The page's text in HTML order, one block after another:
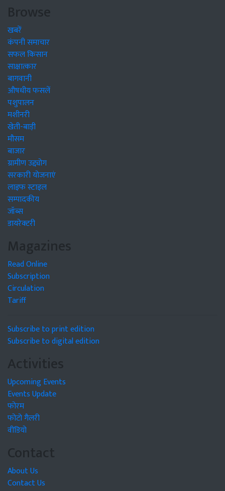
Browse
खबरें
कंपनी समाचार
सफल किसान
साक्षात्कार
बागवानी
औषधीय फसलें
पशुपालन
मशीनरी
खेती-बाड़ी
मौसम
बाजार
ग्रामीण उद्द्योग
सरकारी योजनाएं
लाइफ स्टाइल
सम्पादकीय
जॉब्स
डायरेक्टरी
Magazines
Read Online
Subscription
Circulation
Tariff
Subscribe to print edition
Subscribe to digital edition
Activities
Upcoming Events
Events Update
फोरम
फोटो गैलरी
वीडियो
Contact
About Us
Contact Us